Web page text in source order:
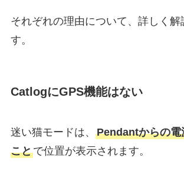
それぞれの理由について、詳しく解
す。
CatlogにGPS機能はない
迷い猫モードは、 Pendantからの電
ことで位置が表示されます。